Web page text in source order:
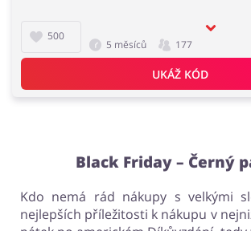
Počítače foto a elektronika
Knihy, filmy, hry a hudba
500
5 měsíců 177
UKÁŽ KÓD
Black Friday – Černý
Kdo nemá rád nákupy s velkými
nejlepších příležitosti k nákupu v